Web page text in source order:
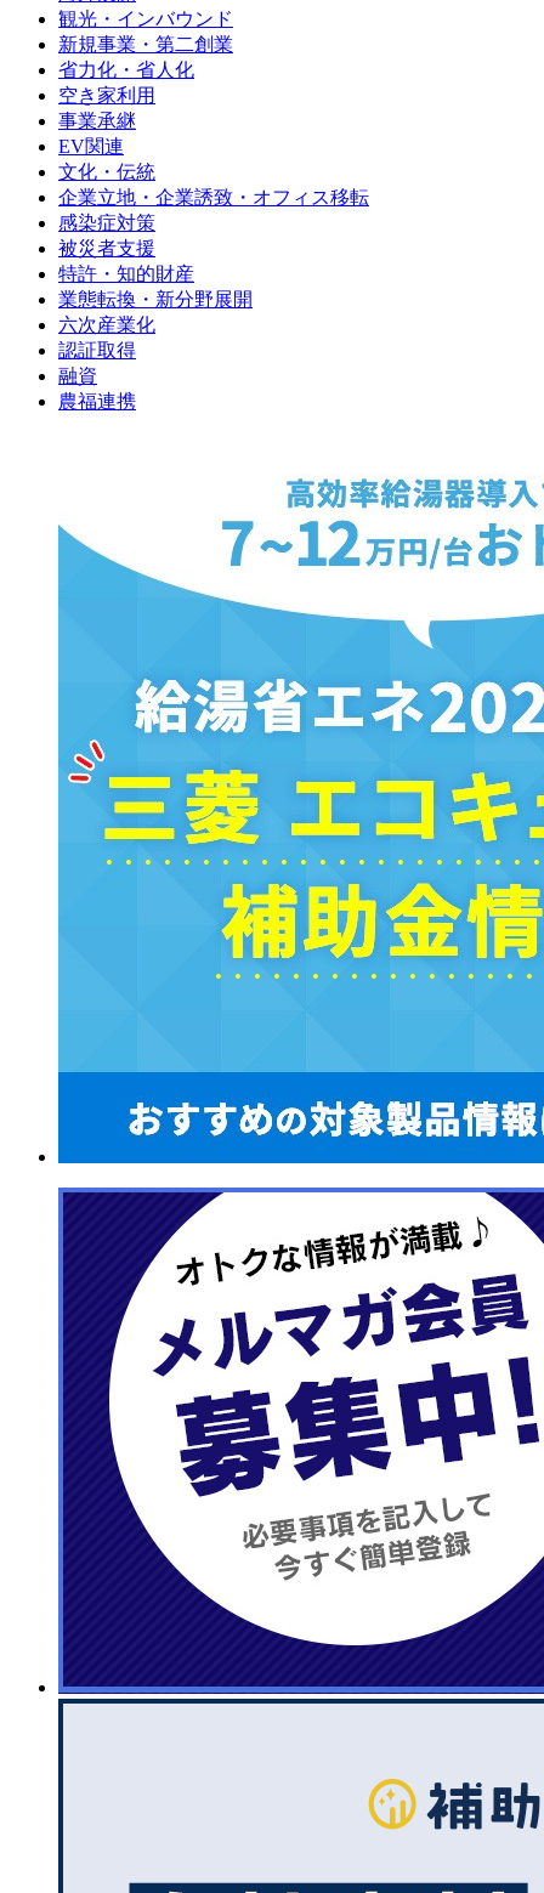
観光・インバウンド
新規事業・第二創業
省力化・省人化
空き家利用
事業承継
EV関連
文化・伝統
企業立地・企業誘致・オフィス移転
感染症対策
被災者支援
特許・知的財産
業態転換・新分野展開
六次産業化
認証取得
融資
農福連携